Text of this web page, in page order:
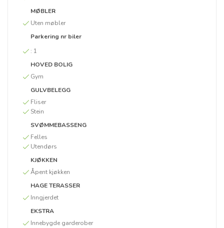
MØBLER
Uten møbler
Parkering nr biler
: 1
HOVED BOLIG
Gym
GULVBELEGG
Fliser
Stein
SVØMMEBASSENG
Felles
Utendørs
KJØKKEN
Åpent kjøkken
HAGE TERASSER
Inngjerdet
EKSTRA
Innebygde garderober